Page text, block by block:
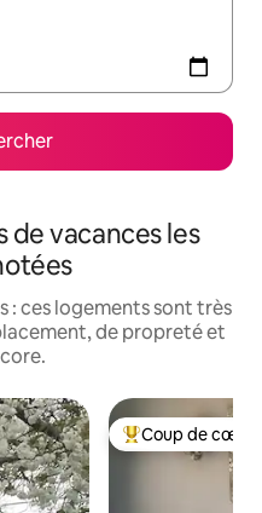
de vacances les
: ces logements sont très
de propreté et
Coups de cœur
Coup de cœur